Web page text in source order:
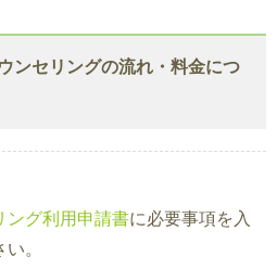
ンセリングの流れ・料金につ
ング利用申請書に必要事項を入
。